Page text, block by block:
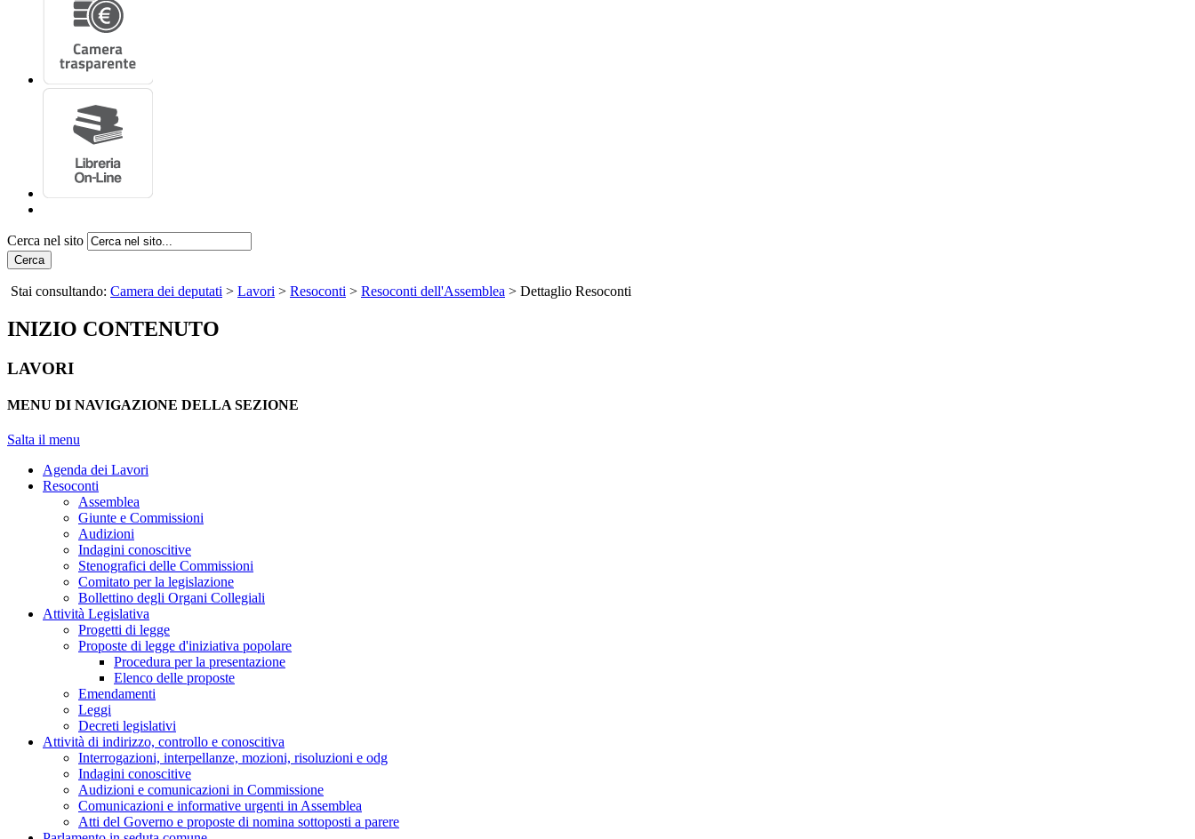
Cerca nel sito
Cerca
Stai consultando: Camera dei deputati > Lavori > Resoconti > Resoconti dell'Assemblea > Dettaglio Resoconti
INIZIO CONTENUTO
LAVORI
MENU DI NAVIGAZIONE DELLA SEZIONE
Salta il menu
Agenda dei Lavori
Resoconti
Assemblea
Giunte e Commissioni
Audizioni
Indagini conoscitive
Stenografici delle Commissioni
Comitato per la legislazione
Bollettino degli Organi Collegiali
Attività Legislativa
Progetti di legge
Proposte di legge d'iniziativa popolare
Procedura per la presentazione
Elenco delle proposte
Emendamenti
Leggi
Decreti legislativi
Attività di indirizzo, controllo e conoscitiva
Interrogazioni, interpellanze, mozioni, risoluzioni e odg
Indagini conoscitive
Audizioni e comunicazioni in Commissione
Comunicazioni e informative urgenti in Assemblea
Atti del Governo e proposte di nomina sottoposti a parere